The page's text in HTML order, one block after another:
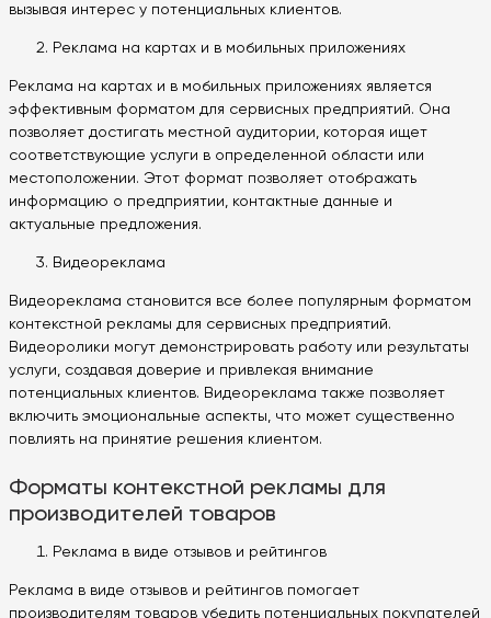
вызывая интерес у потенциальных клиентов.
Реклама на картах и в мобильных приложениях
Реклама на картах и в мобильных приложениях является
эффективным форматом для сервисных предприятий. Она
позволяет достигать местной аудитории, которая ищет
соответствующие услуги в определенной области или
местоположении. Этот формат позволяет отображать
информацию о предприятии, контактные данные и
актуальные предложения.
Видеореклама
Видеореклама становится все более популярным форматом
контекстной рекламы для сервисных предприятий.
Видеоролики могут демонстрировать работу или результаты
услуги, создавая доверие и привлекая внимание
потенциальных клиентов. Видеореклама также позволяет
включить эмоциональные аспекты, что может существенно
повлиять на принятие решения клиентом.
Форматы контекстной рекламы для
производителей товаров
Реклама в виде отзывов и рейтингов
Реклама в виде отзывов и рейтингов помогает
производителям товаров убедить потенциальных покупателей